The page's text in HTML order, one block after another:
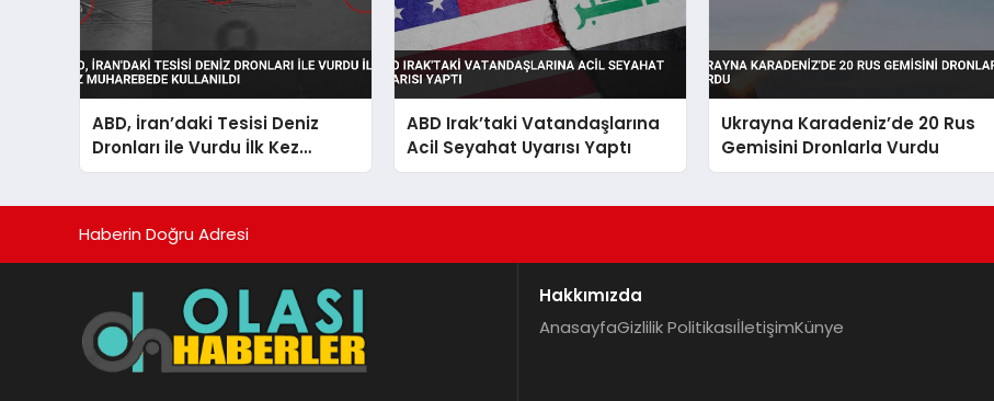
ABD, İran’daki Tesisi Deniz
Dronları ile Vurdu İlk Kez
Muharebede Kullanıldı
ABD Irak’taki Vatandaşlarına
Acil Seyahat Uyarısı Yaptı
Ukrayna Karadeniz’de 20 Rus
Gemisini Dronlarla Vurdu
Haberin Doğru Adresi
Hakkımızda
AnasayfaGizlilik PolitikasıİletişimKünye